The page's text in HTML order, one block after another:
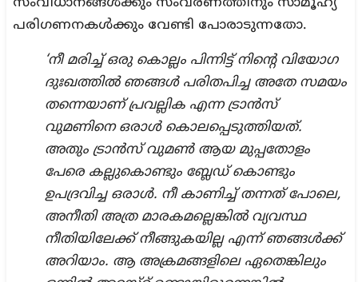
പരിഗണനകൾക്കും വേണ്ടി പോരാടുന്നതോ.
‘നീ മരിച്ച് ഒരു കൊല്ലം പിന്നിട്ട് നിന്റെ വിയോഗ
ദുഃഖത്തിൽ ഞങ്ങൾ പരിതപിച്ച അതേ സമയം
തന്നെയാണ് പ്രവല്ലിക എന്ന ട്രാൻസ്
വുമണിനെ ഒരാൾ കൊലപ്പെടുത്തിയത്.
അതും ട്രാൻസ് വുമൺ ആയ മുപ്പതോളം
പേരെ കല്ലുകൊണ്ടും ബ്ലേഡ് കൊണ്ടും
ഉപദ്രവിച്ച ഒരാൾ. നീ കാണിച്ച് തന്നത് പോലെ,
അനീതി അത്ര മാരകമല്ലെങ്കിൽ വ്യവസ്ഥ
നീതിയിലേക്ക് നീങ്ങുകയില്ല എന്ന് ഞങ്ങൾക്ക്
അറിയാം. ആ അക്രമങ്ങളിലെ ഏതെങ്കിലും